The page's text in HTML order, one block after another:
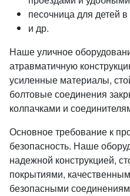
песочница для детей в
и др.
Наше уличное
атравматичную
усиленные материалы,
болтовые соединения
колпачками и
Основное требование к
безопасность. Наше
надежной конструкцией,
покрытиями,
безопасными